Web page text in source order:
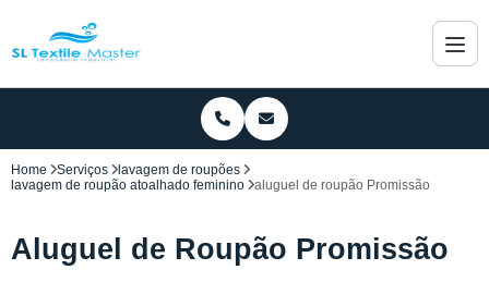
Home Serviços
lavagem de roupões
lavagem de roupão atoalhado feminino
aluguel de roupão Promissão
Aluguel de Roupão Promissão